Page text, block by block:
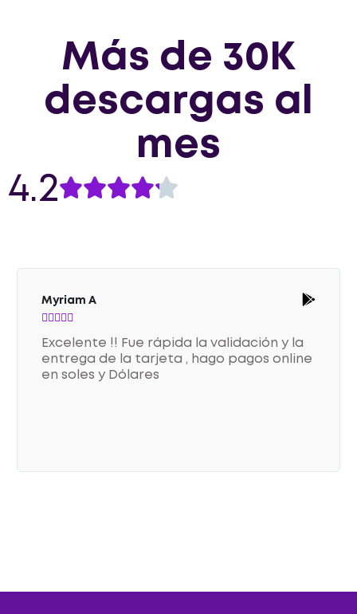
Más de 30K
descargas al
mes
4.2
Myriam A
    
Excelente !! Fue rápida la validación y la
entrega de la tarjeta , hago pagos online
en soles y Dólares